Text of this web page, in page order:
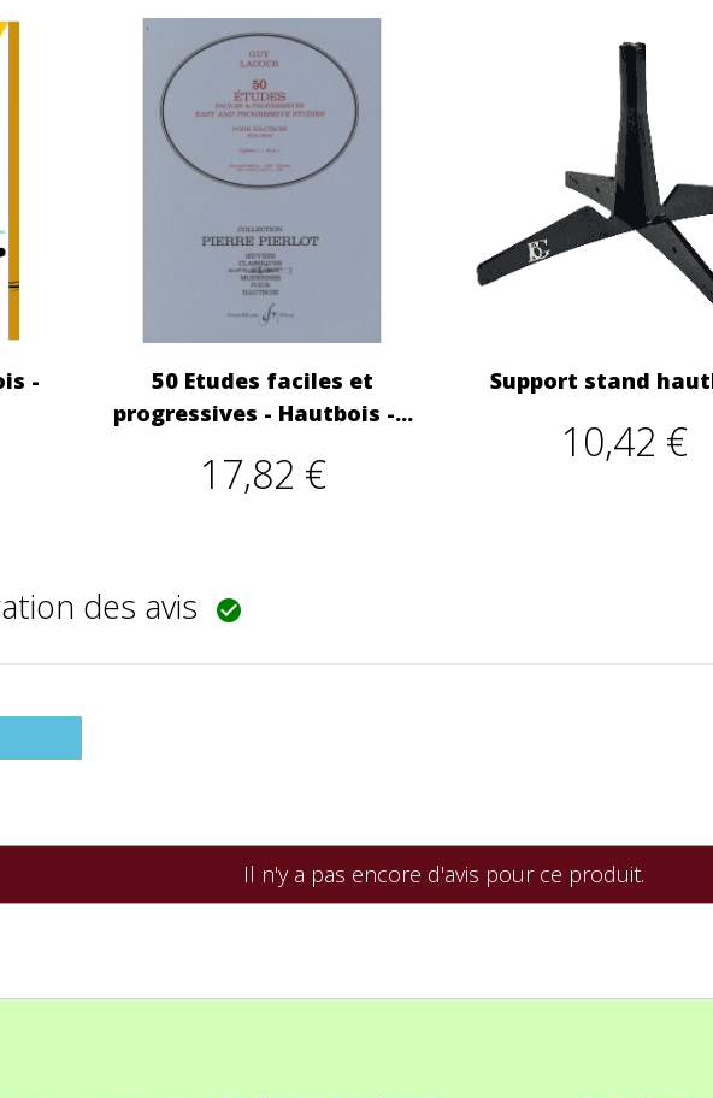
-
50 Etudes faciles et
progressives - Hautbois -...
17,82 €
Support stand
10,42 €
des avis 
Il n'y a pas encore d'avis pour ce produit.